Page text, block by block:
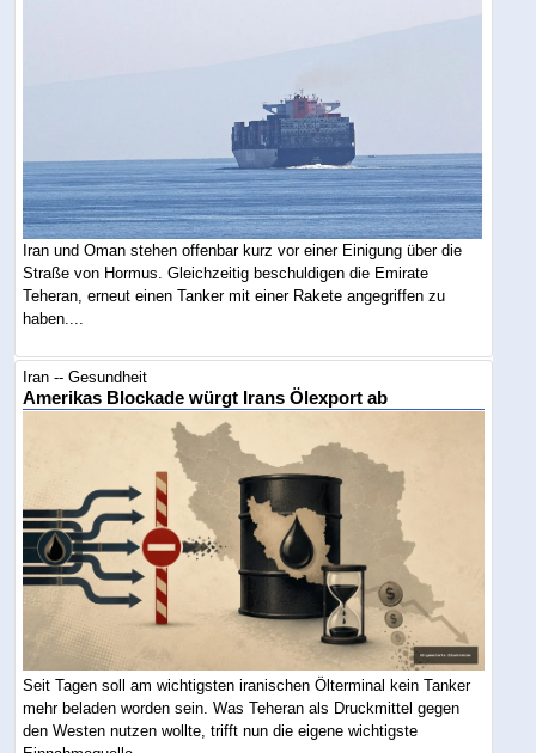
Iran und Oman stehen offenbar kurz vor einer Einigung über die
Straße von Hormus. Gleichzeitig beschuldigen die Emirate
Teheran, erneut einen Tanker mit einer Rakete angegriffen zu
haben....
Iran -- Gesundheit
Amerikas Blockade würgt Irans Ölexport ab
Seit Tagen soll am wichtigsten iranischen Ölterminal kein Tanker
mehr beladen worden sein. Was Teheran als Druckmittel gegen
den Westen nutzen wollte, trifft nun die eigene wichtigste